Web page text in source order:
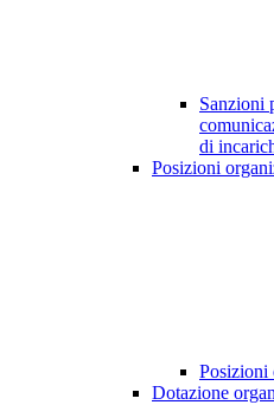
Sanzioni
di
Posizioni
Posizioni
Dotazione